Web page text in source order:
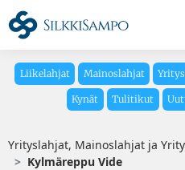
Liikelahjat Mainoslahjat
Kynät Tulitikut
Yrityslahjat, Mainoslahjat ja
Kylmäreppu Vide